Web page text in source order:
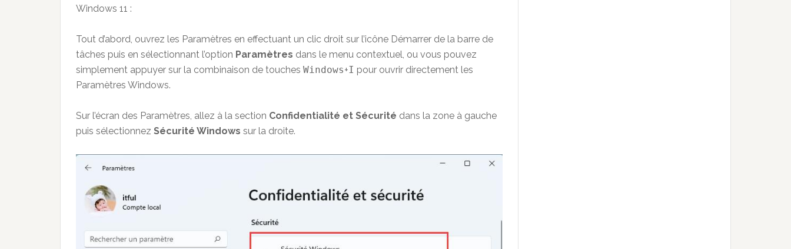
Windows 11 :
Tout d’abord, ouvrez les Paramètres en effectuant un clic droit sur l’icône Démarrer de la barre de
tâches puis en sélectionnant l’option Paramètres dans le menu contextuel, ou vous pouvez
simplement appuyer sur la combinaison de touches Windows+I pour ouvrir directement les
Paramètres Windows.
Sur l’écran des Paramètres, allez à la section Confidentialité et Sécurité dans la zone à gauche
puis sélectionnez Sécurité Windows sur la droite.